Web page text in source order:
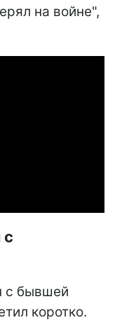
на войне",
с бывшей
коротко.